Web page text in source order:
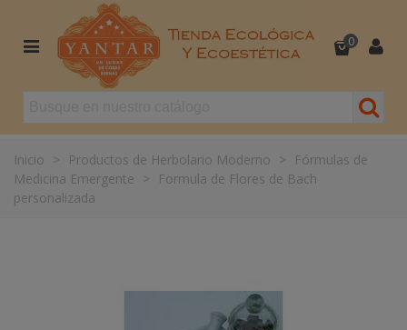
0
Inicio > Productos de Herbolario Moderno >
Fórmulas de
Medicina Emergente >
Formula de Flores de Bach
personalizada